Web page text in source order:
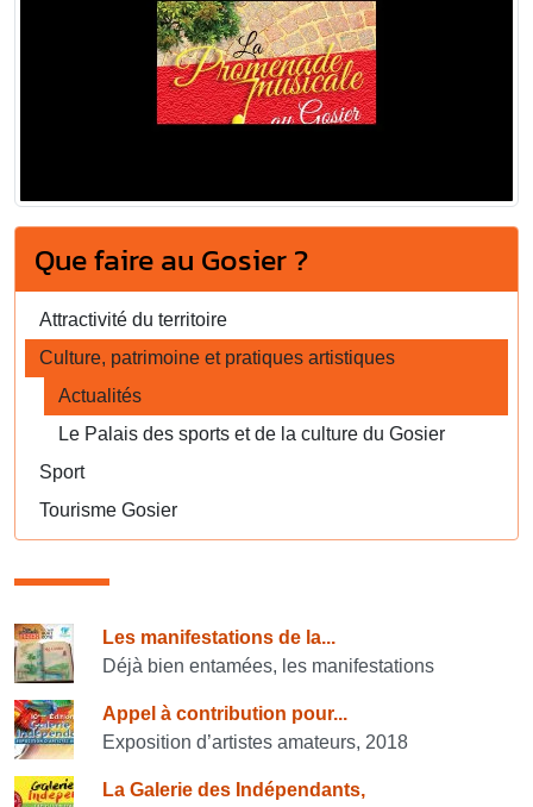
Que faire au Gosier ?
Attractivité du territoire
Culture, patrimoine et pratiques artistiques
Actualités
Le Palais des sports et de la culture du Gosier
Sport
Tourisme Gosier
Consulter également
Les manifestations de la...
Déjà bien entamées, les manifestations
Appel à contribution pour...
Exposition d’artistes amateurs, 2018
La Galerie des Indépendants,